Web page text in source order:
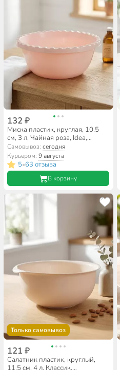
132 ₽
Миска пластик, круглая, 10.5
см, 3 л, Чайная роза, Idea,
М1312, чайная роза
Самовывоз:сегодня
Курьером:9 августа
5•63 отзыва
В корзину
Только самовывоз
121 ₽
Салатник пластик, круглый,
11.5 см, 4 л, Классик,